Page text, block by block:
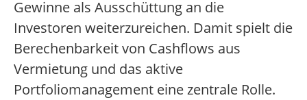
Gewinne als Ausschüttung an die
Investoren weiterzureichen. Damit spielt die
Berechenbarkeit von Cashflows aus
Vermietung und das aktive
Portfoliomanagement eine zentrale Rolle.